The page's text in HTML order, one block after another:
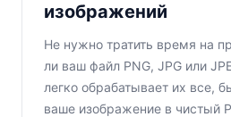
изображений
Не нужно тратить время на
ли ваш файл PNG, JPG или
легко обрабатывает их все,
ваше изображение в чистый